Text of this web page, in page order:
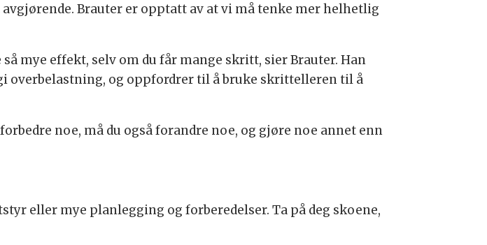
Brauter er opptatt av at vi må tenke mer helhetlig
mye effekt, selv om du får mange skritt, sier Brauter. Han
overbelastning, og oppfordrer til å bruke skrittelleren til å
noe, må du også forandre noe, og gjøre noe annet enn
eller mye planlegging og forberedelser. Ta på deg skoene,